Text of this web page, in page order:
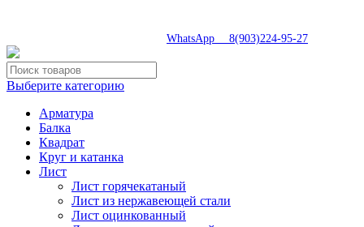
WhatsApp 8(903)224-95-27
Выберите категорию
Арматура
Балка
Квадрат
Круг и катанка
Лист
Лист горячекатаный
Лист из нержавеющей стали
Лист оцинкованный